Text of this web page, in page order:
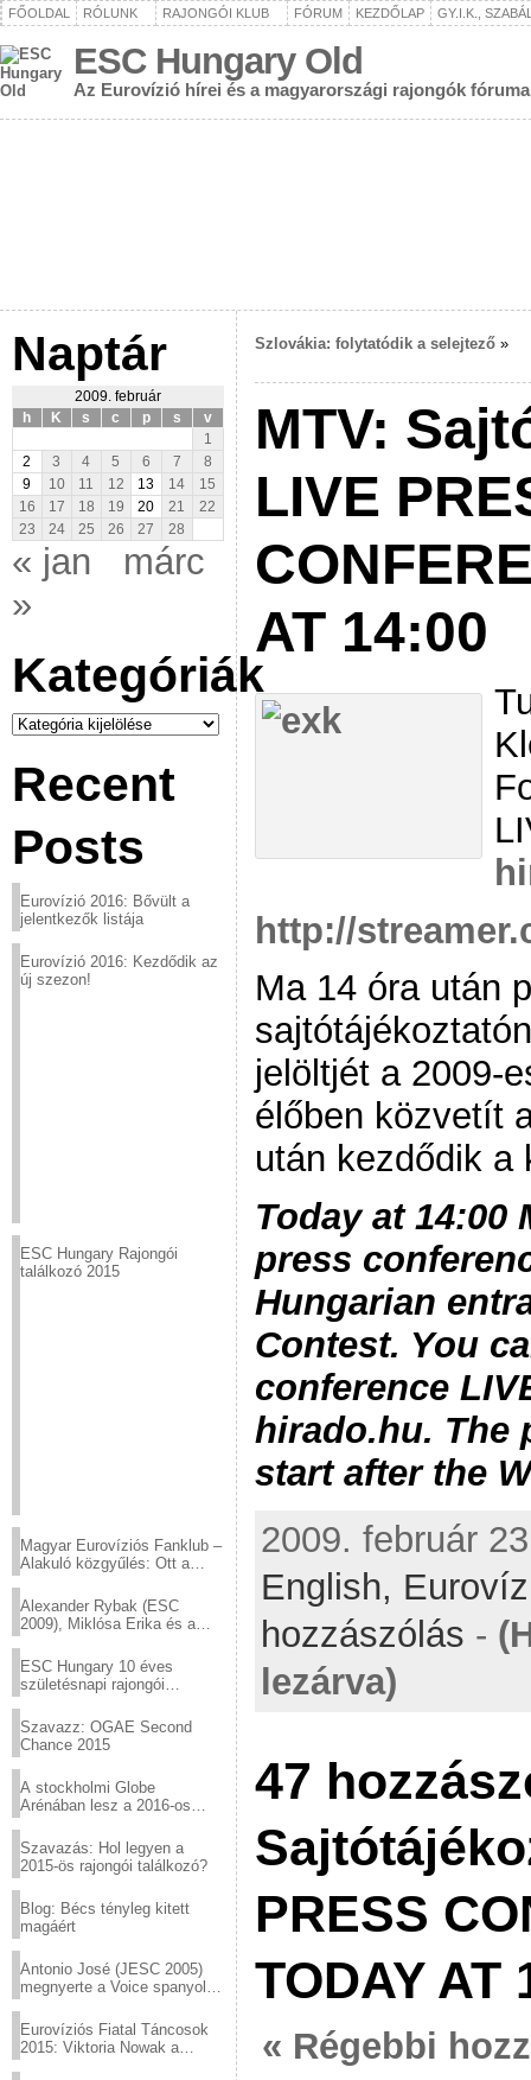
FŐOLDAL RÓLUNK RAJONGÓI KLUB FÓRUM KEZDŐLAP GY.I.K.,
ESC Hungary Old
Az Eurovízió hírei és a magyarországi rajongók fóruma
Naptár
2009. február
h
K s c p s
v
1
2
3 4 5 6 7
8
9
10 11 12 13 14
15
16
17 18 19 20 21
22
23
24 25 26 27 28
« jan
márc
»
Kategóriák
Kategóriák
Recent
Posts
Eurovízió 2016: Bővült a
jelentkezők listája
Eurovízió 2016: Kezdődik az
új szezon!
ESC Hungary Rajongói
találkozó 2015
Magyar Eurovíziós Fanklub –
Alakuló közgyűlés: Ott a
Alexander Rybak (ESC
2009), Miklósa Erika és a
sztárjai a Margitszigeten
ESC Hungary 10 éves
születésnapi rajongói
Szavazz: OGAE Second
Chance 2015
A stockholmi Globe
Arénában lesz a 2016-os
Szavazás: Hol legyen a
2015-ös rajongói találkozó?
Blog: Bécs tényleg kitett
magáért
Antonio José (JESC 2005)
megnyerte a Voice spanyol
Eurovíziós Fiatal Táncosok
2015: Viktoria Nowak a
Szlovákia: folytatódik a selejtező »
MTV:
LIVE
AT 14:00
http://
Ma 14 óra után
jelöltjét a 2009-
élőben közvetít
után kezdődik a
Today at 14:00
press
Hungarian
Contest. You
conference
hirado.hu. The
start after the
2009. február
English,
hozzászólás -
lezárva)
47
PRESS
TODAY AT
« Régebbi